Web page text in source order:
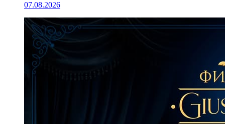
07.08.2026